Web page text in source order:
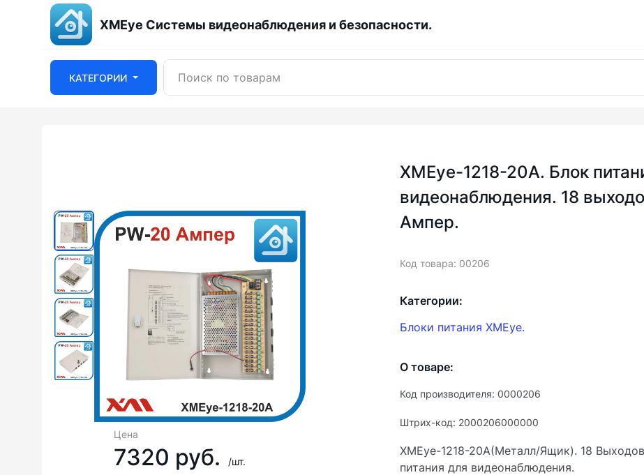
XMEye Системы видеонаблюдения и безопасности.
КАТЕГОРИИ
Цена
7320 руб. /шт.
XMEye-1218-20A. Блок
видеонаблюдения. 18
Ампер.
Код товара: 00206
Категории:
Блоки питания XMEye.
О товаре:
Код производителя: 0000206
Штрих-код: 2000206000000
XMEye-1218-20A(Металл/Ящик). 18
питания для видеонаблюдения.